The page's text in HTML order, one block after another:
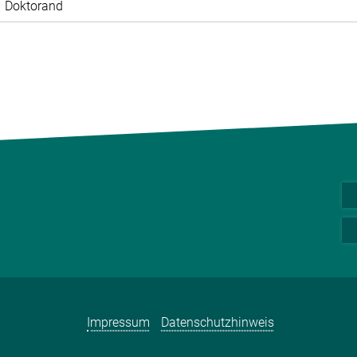
Doktorand
Impressum Datenschutzhinweis